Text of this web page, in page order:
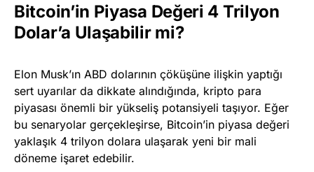
Bitcoin’in Piyasa Değeri 4 Trilyon
Dolar’a Ulaşabilir mi?
Elon Musk’ın ABD dolarının çöküşüne ilişkin yaptığı
sert uyarılar da dikkate alındığında, kripto para
piyasası önemli bir yükseliş potansiyeli taşıyor. Eğer
bu senaryolar gerçekleşirse, Bitcoin’in piyasa değeri
yaklaşık 4 trilyon dolara ulaşarak yeni bir mali
döneme işaret edebilir.